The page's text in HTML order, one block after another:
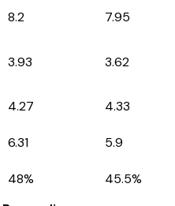
8.2
7.95
3.93 3.62
4.27
4.33
6.31
5.9
48% 45.5%